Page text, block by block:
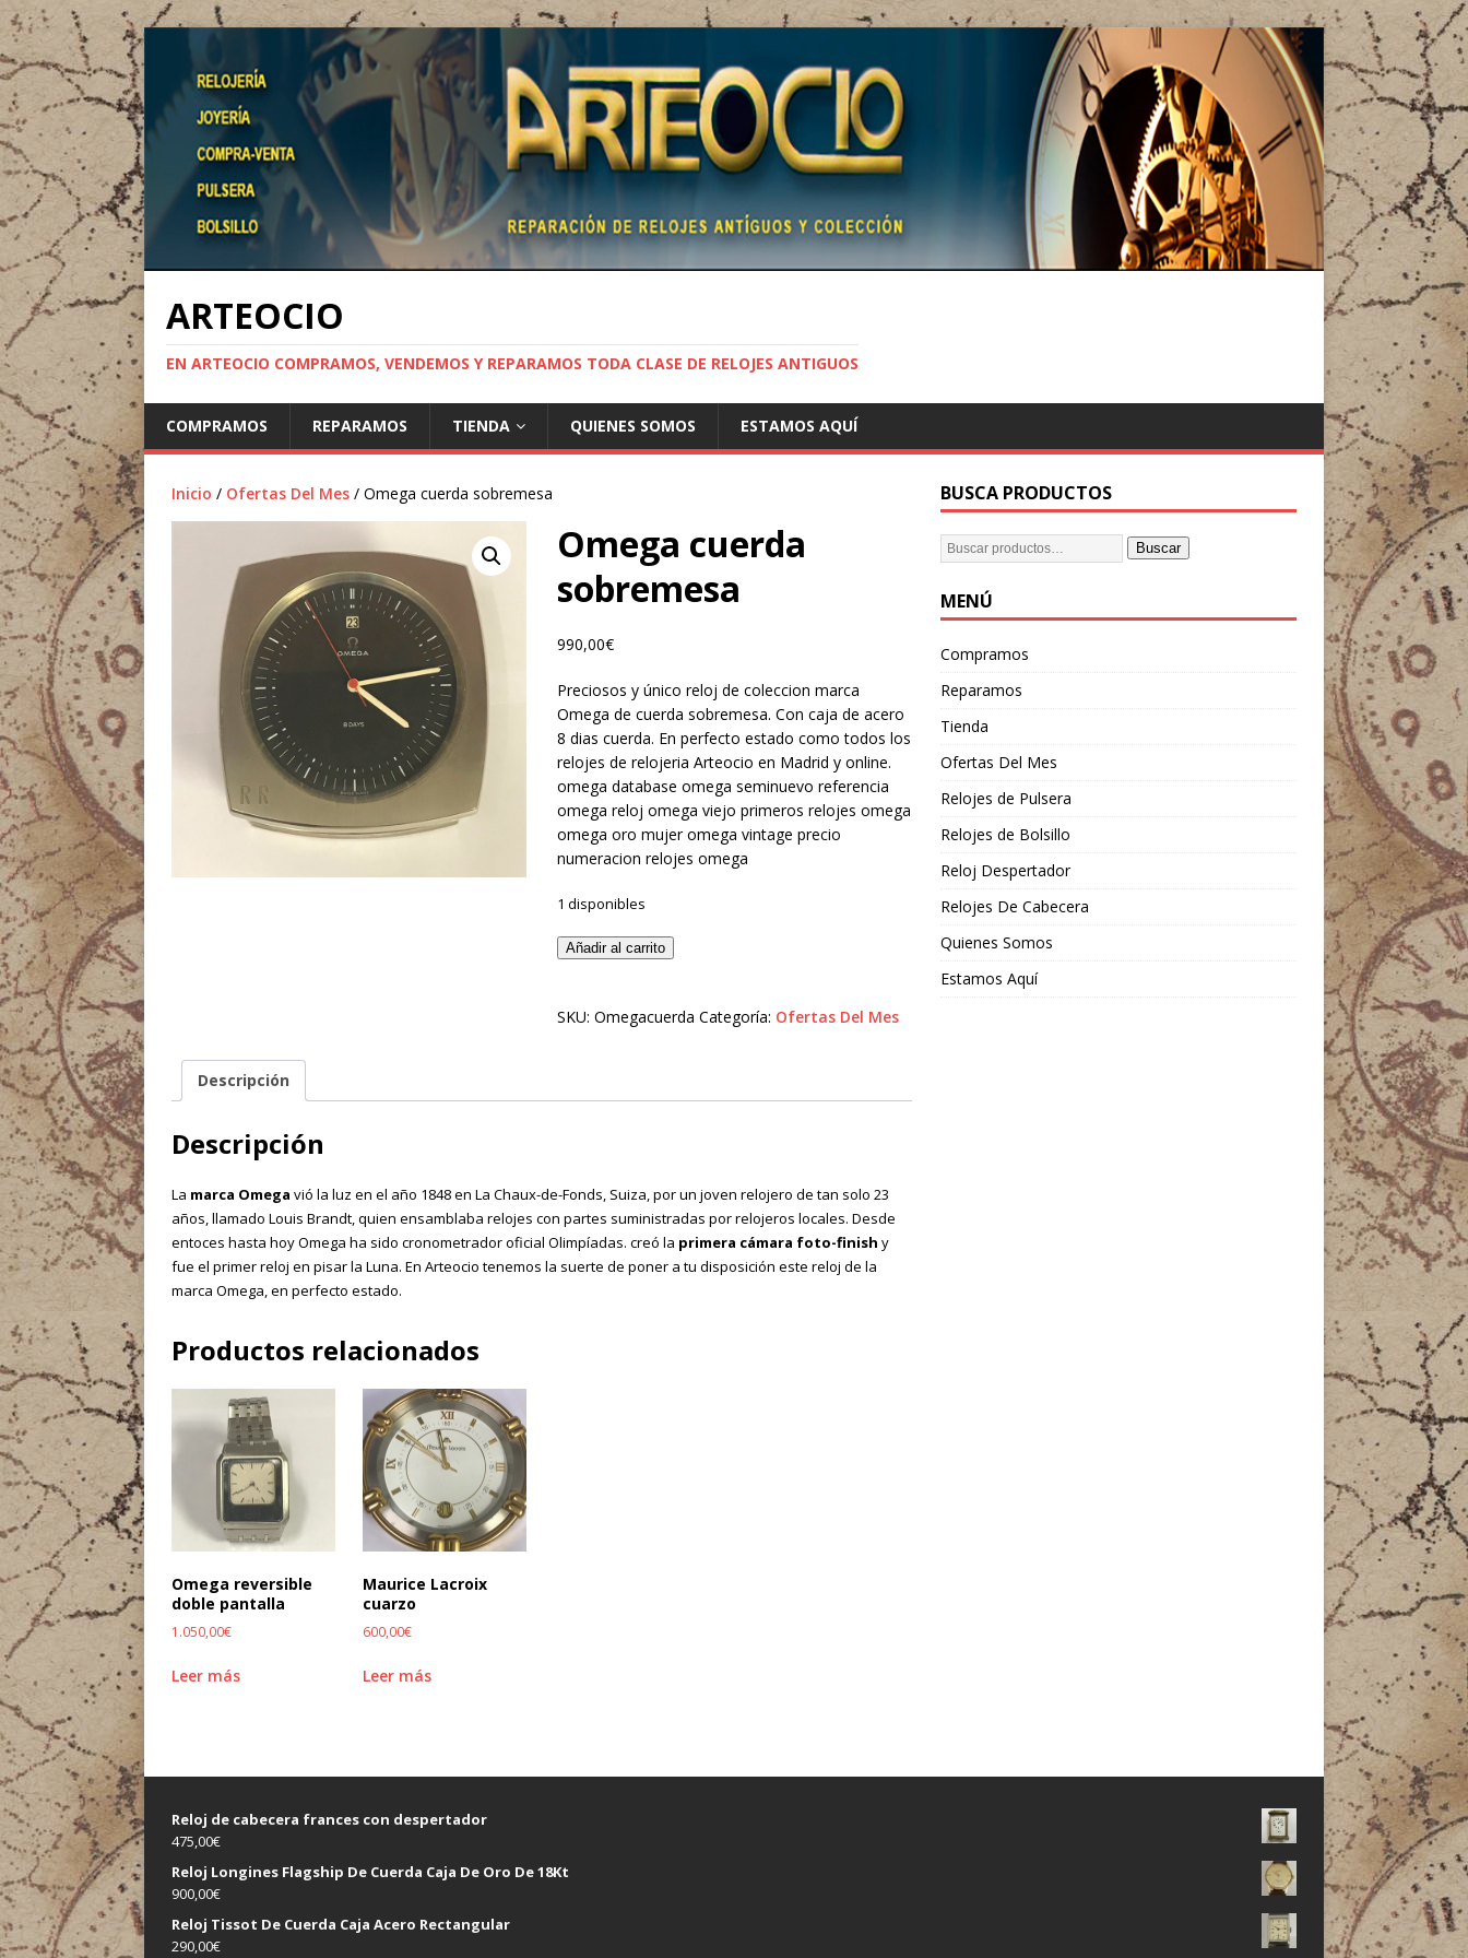
ARTEOCIO
EN ARTEOCIO COMPRAMOS, VENDEMOS Y REPARAMOS TODA CLASE DE RELOJES ANTIGUOS
COMPRAMOS REPARAMOS TIENDA QUIENES SOMOS ESTAMOS AQUÍ
Inicio / Ofertas Del Mes / Omega cuerda sobremesa
Omega cuerda
sobremesa
990,00€
Preciosos y único reloj de coleccion marca
Omega de cuerda sobremesa. Con caja de acero
8 dias cuerda. En perfecto estado como todos los
relojes de relojeria Arteocio en Madrid y online.
omega database omega seminuevo referencia
omega reloj omega viejo primeros relojes omega
omega oro mujer omega vintage precio
numeracion relojes omega
1 disponibles
Añadir al carrito
SKU: Omegacuerda Categoría: Ofertas Del Mes
Descripción
Descripción
La marca Omega vió la luz en el año 1848 en La Chaux-de-Fonds, Suiza, por un joven relojero de tan solo 23
años, llamado Louis Brandt, quien ensamblaba relojes con partes suministradas por relojeros locales. Desde
entoces hasta hoy Omega ha sido cronometrador oficial Olimpíadas. creó la primera cámara foto-finish y
fue el primer reloj en pisar la Luna. En Arteocio tenemos la suerte de poner a tu disposición este reloj de la
marca Omega, en perfecto estado.
Productos relacionados
Omega reversible
doble pantalla
1.050,00€
Leer más
Maurice Lacroix
cuarzo
600,00€
Leer más
BUSCA PRODUCTOS
Buscar
MENÚ
Compramos
Reparamos
Tienda
Ofertas Del Mes
Relojes de Pulsera
Relojes de Bolsillo
Reloj Despertador
Relojes De Cabecera
Quienes Somos
Estamos Aquí
Reloj de cabecera frances con despertador
475,00€
Reloj Longines Flagship De Cuerda Caja De Oro De 18Kt
900,00€
Reloj Tissot De Cuerda Caja Acero Rectangular
290,00€